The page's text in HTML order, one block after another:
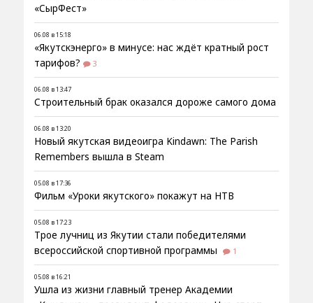
«СырФест»
06.08 в 15:18
«Якутскэнерго» в минусе: нас ждёт кратный рост
тарифов?
3
06.08 в 13:47
Строительный брак оказался дороже самого дома
06.08 в 13:20
Новый якутская видеоигра Kindawn: The Parish
Remembers вышла в Steam
05.08 в 17:36
Фильм «Уроки якутского» покажут на НТВ
05.08 в 17:23
Трое лучниц из Якутии стали победителями
всероссийской спортивной программы
1
05.08 в 16:21
Ушла из жизни главный тренер Академии